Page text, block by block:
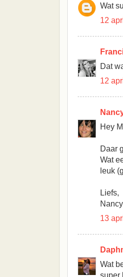
Wat
12
Dat
12
Hey
Daar
Wat
leuk
Liefs,
Nancy
13
Wat
super